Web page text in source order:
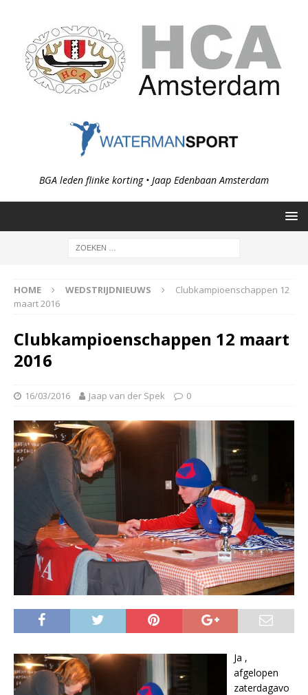
BGA leden flinke korting • Jaap Edenbaan Amsterdam
HOME WEDSTRIJDNIEUWS
Clubkampioenschappen 12
maart 2016
Clubkampioenschappen 12 maart
2016
16/03/2016 Jaap van der Spek 0
Ja ,
afgelopen
zaterdagavo